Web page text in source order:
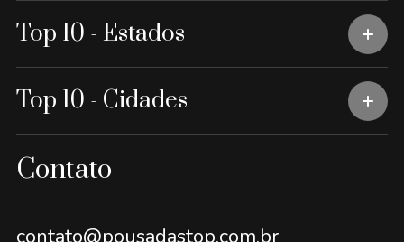
Top 10 - Estados
Top 10 - Cidades
Contato
contato@pousadastop.com.br